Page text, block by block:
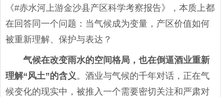
《#赤水河上游金沙县产区科学考察报告》，本质上都
在回答同一个问题：当气候成为变量，产区价值如何
被重新理解、保护与表达？
气候在改变雨水的空间格局，也在倒逼酒业重新
理解“风土”的含义。酒业与气候的千年对话，正在气
候变化的现实中，被推入一个需要密切关注和严肃对